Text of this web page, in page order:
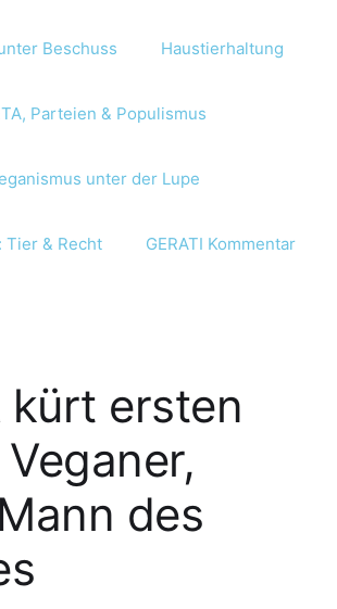
Beschuss Haustierhaltung
Parteien & Populismus
unter der Lupe
Tier & Recht GERATI Kommentar
kürt ersten
des